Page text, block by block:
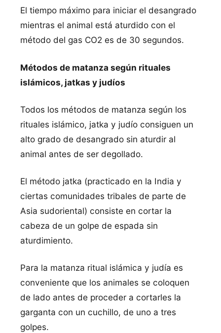
El tiempo máximo para iniciar el desangrado
mientras el animal está aturdido con el
método del gas CO2 es de 30 segundos.
Métodos de matanza según rituales
islámicos, jatkas y judíos
Todos los métodos de matanza según los
rituales islámico, jatka y judío consiguen un
alto grado de desangrado sin aturdir al
animal antes de ser degollado.
El método jatka (practicado en la India y
ciertas comunidades tribales de parte de
Asia sudoriental) consiste en cortar la
cabeza de un golpe de espada sin
aturdimiento.
Para la matanza ritual islámica y judía es
conveniente que los animales se coloquen
de lado antes de proceder a cortarles la
garganta con un cuchillo, de uno a tres
golpes.